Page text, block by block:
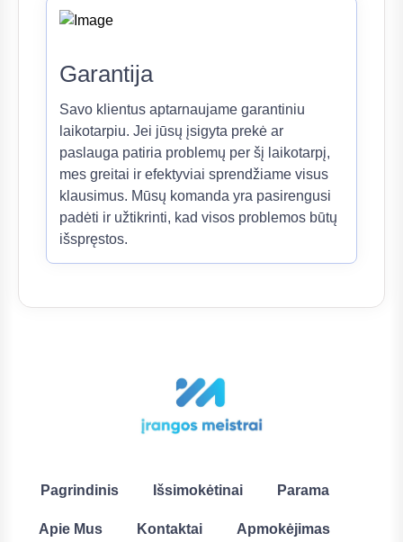
Garantija
Savo klientus aptarnaujame garantiniu
laikotarpiu. Jei jūsų įsigyta prekė ar
paslauga patiria problemų per šį laikotarpį,
mes greitai ir efektyviai sprendžiame visus
klausimus. Mūsų komanda yra pasirengusi
padėti ir užtikrinti, kad visos problemos būtų
išspręstos.
Pagrindinis Išsimokėtinai Parama
Apie Mus Kontaktai Apmokėjimas